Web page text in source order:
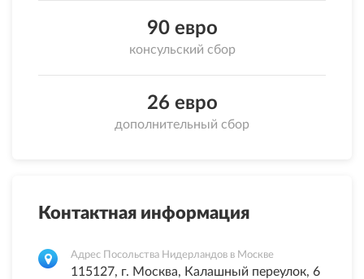
90 евро
консульский сбор
26 евро
дополнительный сбор
Контактная информация
Адрес Посольства Нидерландов в Москве
115127, г. Москва, Калашный переулок, 6